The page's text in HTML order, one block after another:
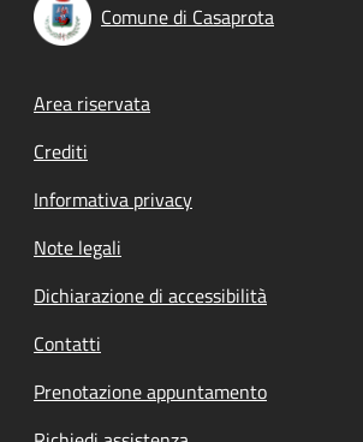
Comune di Casaprota
Footer menu
Area riservata
Crediti
Informativa privacy
Note legali
Dichiarazione di accessibilità
Contatti
Prenotazione appuntamento